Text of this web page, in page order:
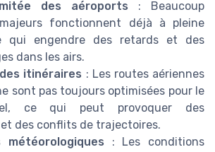
des aéroports : Beaucoup
majeurs fonctionnent déjà à pleine
qui engendre des retards et des
dans les airs.
itinéraires : Les routes aériennes
sont pas toujours optimisées pour le
ce qui peut provoquer des
des conflits de trajectoires.
météorologiques : Les conditions